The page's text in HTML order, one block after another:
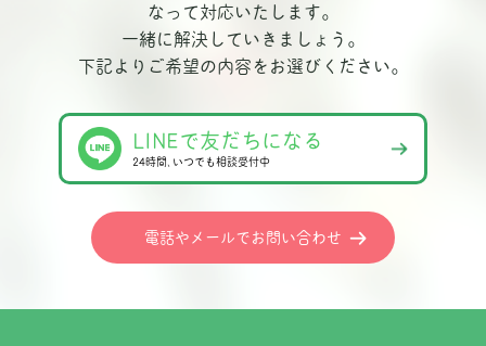
なって対応いたします。
一緒に解決していきましょう。
下記よりご希望の内容をお選びください。
LINEで友だちになる
24時間､いつでも相談受付中
電話やメールでお問い合わせ